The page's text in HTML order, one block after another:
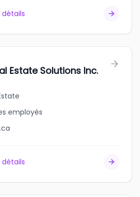
détails
Estate Solutions Inc.
employés
détails